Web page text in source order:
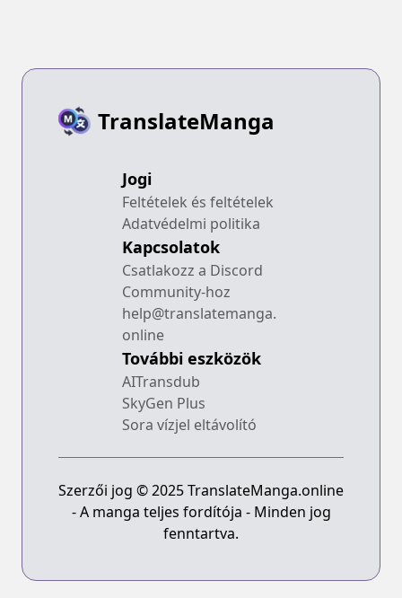
TranslateManga
Jogi
Feltételek és feltételek
Adatvédelmi politika
Kapcsolatok
Csatlakozz a Discord
Community-hoz
help@translatemanga.
online
További eszközök
AITransdub
SkyGen Plus
Sora vízjel eltávolító
Szerzői jog © 2025 TranslateManga.online
- A manga teljes fordítója - Minden jog
fenntartva.